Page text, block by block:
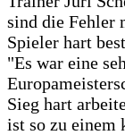
sind die Fehler
Spieler hart
"Es war eine
Sieg hart
ist so zu einem